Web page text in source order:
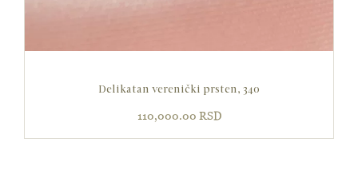
Delikatan verenički prsten, 340
110,000.00 RSD